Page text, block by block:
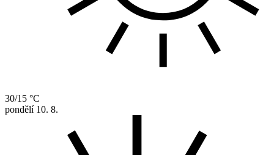
30/15 °C
pondělí 10. 8.